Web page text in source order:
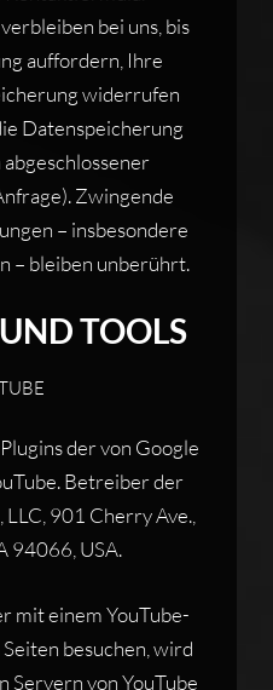
bei uns, bis
auffordern, Ihre
widerrufen
Datenspeicherung
Zwingende
– insbesondere
– bleiben unberührt.
TOOLS
der von Google
Betreiber der
LLC, 901 Cherry Ave.,
94066, USA.
mit einem YouTube-
besuchen, wird
Servern von YouTube